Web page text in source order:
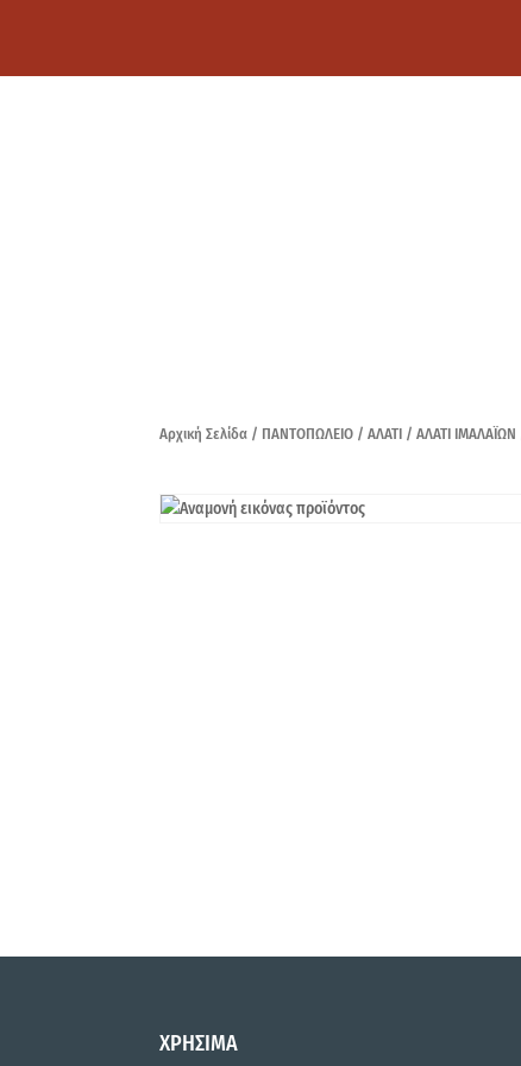
Αρχική Σελίδα / ΠΑΝΤΟΠΩΛΕΙΟ /ΑΛΑΤΙ /ΑΛΑΤΙ ΙΜΑΛΑΪΩΝ
ΧΡΗΣΙΜΑ